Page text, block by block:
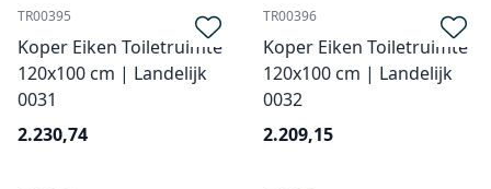
TR00395
Koper Eiken Toiletruimte
120x100 cm | Landelijk
0031
2.230,74
TR00396
Koper Eiken Toiletruimte
120x100 cm | Landelijk
0032
2.209,15